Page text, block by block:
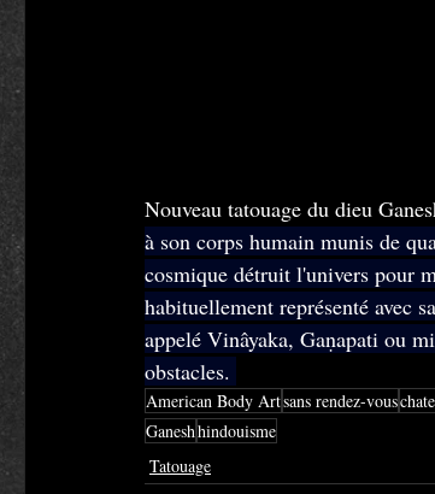
Nouveau tatouage du dieu
à son corps humain munis de
cosmique détruit l'univers pour
habituellement représenté avec
appelé Vinâyaka, Gaṇapati ou
obstacles.
American Body Artsans rendez-vous
Ganeshhindouisme
Tatouage